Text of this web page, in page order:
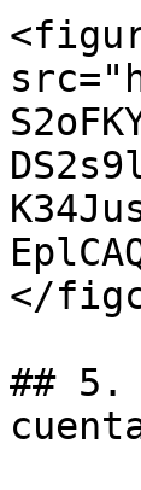
</
## 5.